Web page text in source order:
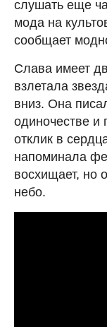
слушать еще
мода на
сообщает
Слава имеет
взлетала
вниз. Она
одиночестве и
отклик в
напоминала
восхищает, но
небо.